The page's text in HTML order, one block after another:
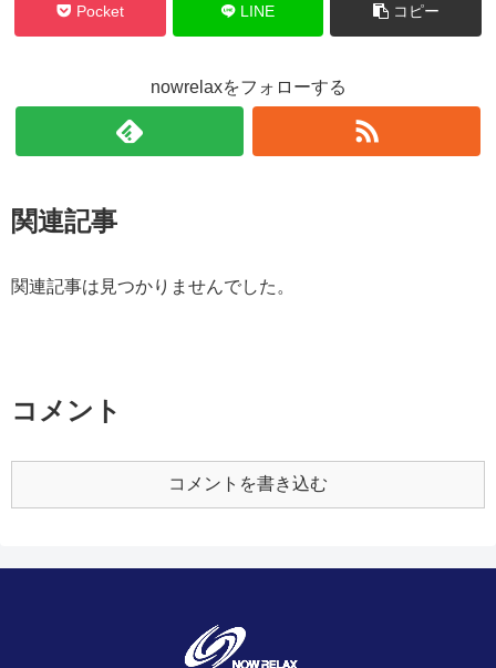
Pocket LINE コピー
nowrelaxをフォローする
関連記事
関連記事は見つかりませんでした。
コメント
コメントを書き込む